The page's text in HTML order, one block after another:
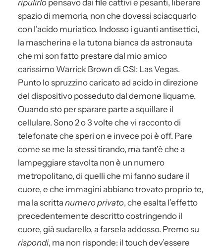
ripulirlo pensavo dai file cattivi e pesanti, liberare
spazio di memoria, non che dovessi sciacquarlo
con l’acido muriatico. Indosso i guanti antisettici,
la mascherina e la tutona bianca da astronauta
che mi son fatto prestare dal mio amico
carissimo Warrick Brown di CSI: Las Vegas.
Punto lo spruzzino caricato ad acido in direzione
del dispositivo posseduto dal demone liquame.
Quando sto per sparare parte a squillare il
cellulare. Sono 2 o 3 volte che vi racconto di
telefonate che speri on e invece poi è off. Pare
come se me la stessi tirando, ma tant’è che a
lampeggiare stavolta non è un numero
metropolitano, di quelli che mi fanno sudare il
cuore, e che immagini abbiano trovato proprio te,
ma la scritta numero privato, che esalta l’effetto
precedentemente descritto costringendo il
cuore, già sudarello, a farsela addosso. Premo su
rispondi, ma non risponde: il touch dev’essere